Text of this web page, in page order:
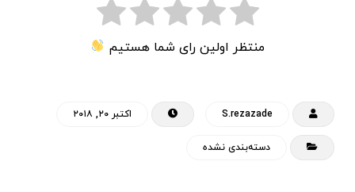
منتظر اولین رای شما هستیم
S.rezazade اکتبر ۲۰, ۲۰۱۸
دسته‌بندی نشده